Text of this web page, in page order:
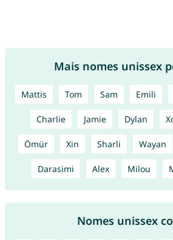
Mais nomes unissex
Mattis Tom Sam Emili
Charlie Jamie Dylan
Ömür Xin Sharli Wayan
Darasimi Alex Milou
Nomes unissex